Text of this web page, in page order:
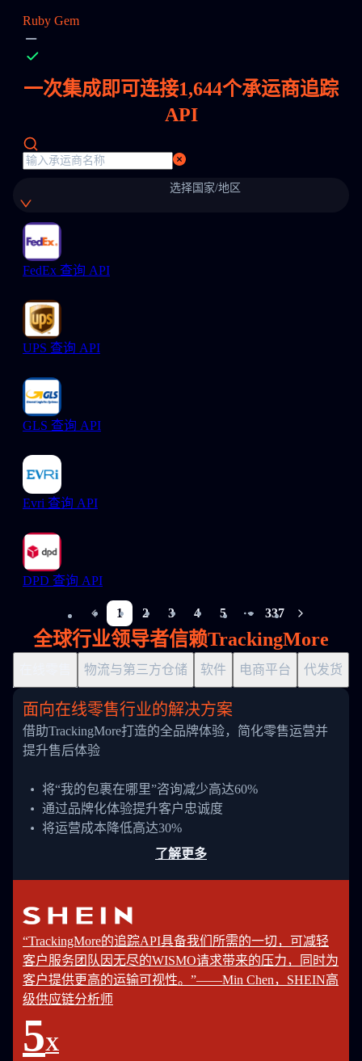
Ruby Gem
一次集成即可连接1,644个承运商追踪
API
选择国家/地区
FedEx 查询 API
UPS 查询 API
GLS 查询 API
Evri 查询 API
DPD 查询 API
1 2 3 4 5
More pages
337
全球行业领导者信赖TrackingMore
物流与第三方仓储 软件 电商平台 代发货
面向在线零售行业的解决方案
借助TrackingMore打造的全品牌体验，简化零售运营并
提升售后体验
将“我的包裹在哪里”咨询减少高达60%
通过品牌化体验提升客户忠诚度
将运营成本降低高达30%
了解更多
“TrackingMore的追踪API具备我们所需的一切，可减轻
客户服务团队因无尽的WISMO请求带来的压力，同时为
客户提供更高的运输可视性。”——Min Chen，SHEIN高
级供应链分析师
5X